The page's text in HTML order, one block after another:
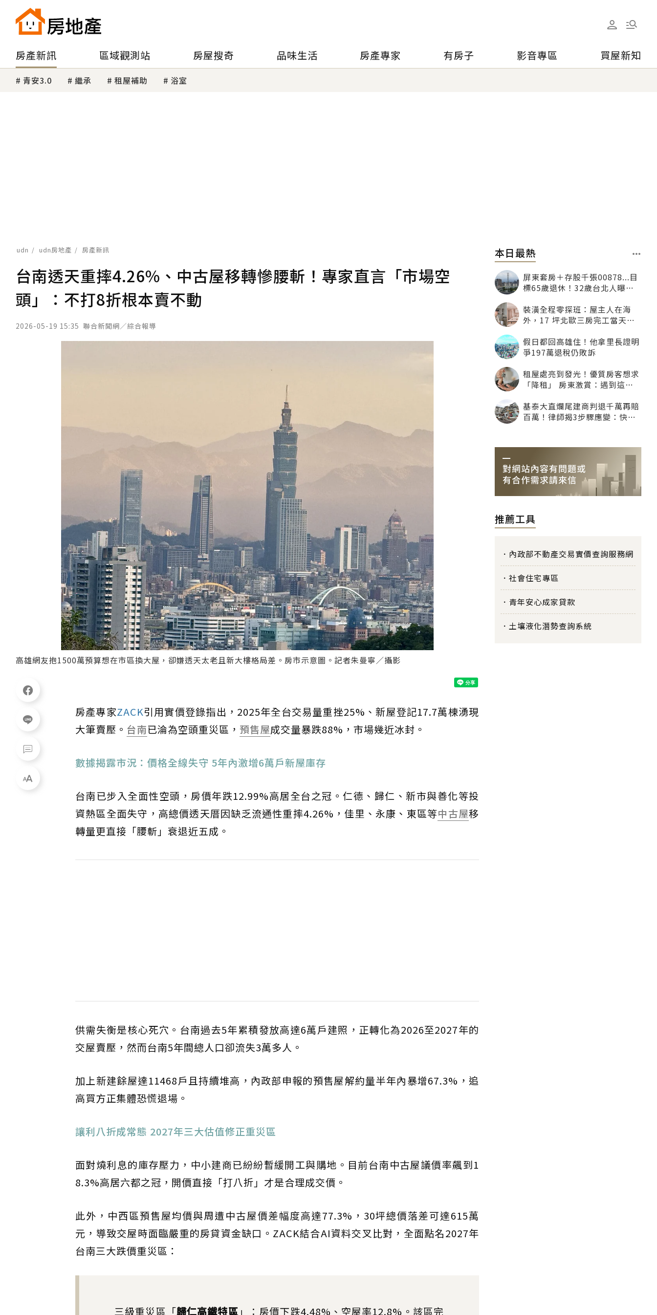
房產新訊 區域觀測站 房屋搜奇 品味生活 房產專家 有房子 影音專區 買屋新知
青安3.0 繼承 租屋補助 浴室
udn udn房地產 房產新訊
台南透天重摔4.26%、中古屋移轉慘腰斬！專家直言「市場空
頭」：不打8折根本賣不動
2026-05-19 15:35 聯合新聞網／綜合報導
高雄網友抱1500萬預算想在市區換大屋，卻嫌透天太老且新大樓格局差。房市示意圖。記者朱曼寧／攝影
房產專家ZACK引用實價登錄指出，2025年全台交易量重挫25%、新屋登記17.7萬棟湧現
大筆賣壓。 台南已淪為空頭重災區， 預售屋成交量暴跌88%，市場幾近冰封。
數據揭露市況：價格全線失守 5年內激增6萬戶新屋庫存
台南已步入全面性空頭，房價年跌12.99%高居全台之冠。仁德、歸仁、新市與善化等投
資熱區全面失守，高總價透天厝因缺乏流通性重摔4.26%，佳里、永康、東區等中古屋移
轉量更直接「腰斬」衰退近五成。
供需失衡是核心死穴。台南過去5年累積發放高達6萬戶建照，正轉化為2026至2027年的
交屋賣壓，然而台南5年間總人口卻流失3萬多人。
加上新建餘屋達11468戶且持續堆高，內政部申報的預售屋解約量半年內暴增67.3%，追
高買方正集體恐慌退場。
讓利八折成常態 2027年三大估值修正重災區
面對燒利息的庫存壓力，中小建商已紛紛暫緩開工與購地。目前台南中古屋議價率飆到1
8.3%高居六都之冠，開價直接「打八折」才是合理成交價。
此外，中西區預售屋均價與周遭中古屋價差幅度高達77.3%，30坪總價落差可達615萬
元，導致交屋時面臨嚴重的房貸資金缺口。ZACK結合AI資料交叉比對，全面點名2027年
台南三大跌價重災區：
三級重災區「歸仁高鐵特區 」：房價下跌4.48%、空屋率12.8%。該區完
本日最熱
屏東套房＋存股千張00878...目
標65歲退休！32歲台北人曝：
裝潢全程零探班：屋主人在海
外，17 坪北歐三房完工當天才
假日都回高雄住！他拿里長證明
爭197萬退稅仍敗訴
租屋處亮到發光！優質房客想求
「降租」 房東激賞：遇到這種
基泰大直爛尾建商判退千萬再賠
百萬！律師揭3步驟應變：快通
推薦工具
內政部不動產交易實價查詢服務網
社會住宅專區
青年安心成家貸款
土壤液化潛勢查詢系統